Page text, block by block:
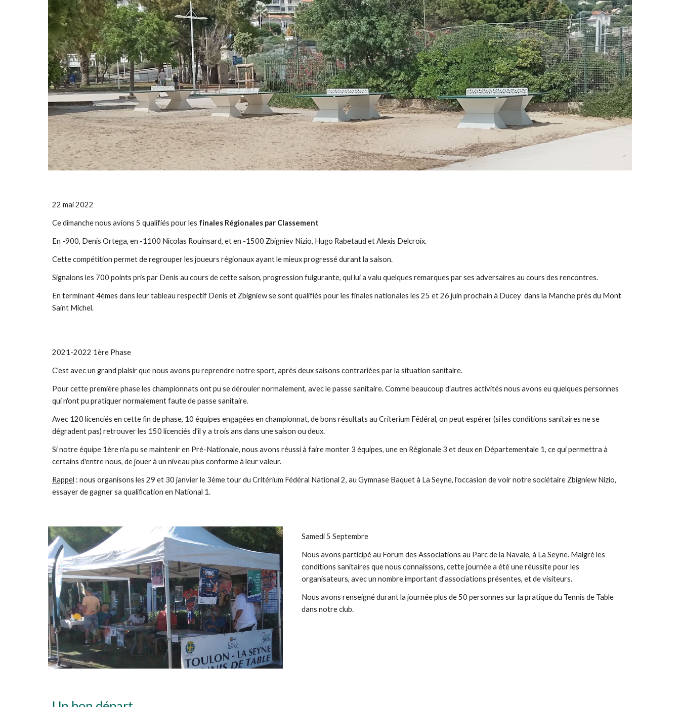
22 mai 2022
Ce dimanche nous avions 5 qualifiés pour les finales Régionales par Classement
En -900, Denis Ortega, en -1100 Nicolas Rouinsard, et en -1500 Zbigniev Nizio, Hugo Rabetaud et Alexis Delcroix.
Cette compétition permet de regrouper les joueurs régionaux ayant le mieux progressé durant la saison.
Signalons les 700 points pris par Denis au cours de cette saison, progression fulgurante, qui lui a valu quelques remarques par ses adversaires au cours des rencontres.
En terminant 4èmes dans leur tableau respectif Denis et Zbigniew se sont qualifiés pour les finales nationales les 25 et 26 juin prochain à Ducey dans la Manche près du Mont
Saint Michel.
2021-2022 1ère Phase
C'est avec un grand plaisir que nous avons pu reprendre notre sport, après deux saisons contrariées par la situation sanitaire.
Pour cette première phase les championnats ont pu se dérouler normalement, avec le passe sanitaire. Comme beaucoup d'autres activités nous avons eu quelques personnes
qui n'ont pu pratiquer normalement faute de passe sanitaire.
Avec 120 licenciés en cette fin de phase, 10 équipes engagées en championnat, de bons résultats au Criterium Fédéral, on peut espérer (si les conditions sanitaires ne se
dégradent pas) retrouver les 150 licenciés d'il y a trois ans dans une saison ou deux.
Si notre équipe 1ère n'a pu se maintenir en Pré-Nationale, nous avons réussi à faire monter 3 équipes, une en Régionale 3 et deux en Départementale 1, ce qui permettra à
certains d'entre nous, de jouer à un niveau plus conforme à leur valeur.
Rappel : nous organisons les 29 et 30 janvier le 3ème tour du Critérium Fédéral National 2, au Gymnase Baquet à La Seyne, l'occasion de voir notre sociétaire Zbigniew Nizio,
essayer de gagner sa qualification en National 1.
Samedi 5 Septembre
Nous avons participé au Forum des Associations au Parc de la Navale, à La Seyne. Malgré les
conditions sanitaires que nous connaissons, cette journée a été une réussite pour les
organisateurs, avec un nombre important d'associations présentes, et de visiteurs.
Nous avons renseigné durant la journée plus de 50 personnes sur la pratique du Tennis de Table
dans notre club.